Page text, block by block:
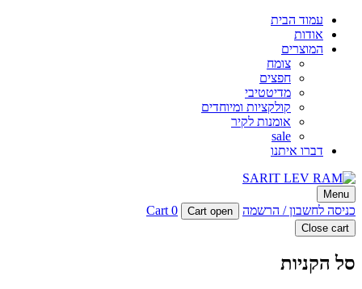
עמוד הבית
אודות
המוצרים
צומח
חפצים
מדיטטיבי
קולקציות ומיוחדים
אומנות לקיר
sale
דברו איתנו
SARIT LEV RAM
סטודיו לעיצוב פריטים מיוחדים מבטון
Menu
כניסה לחשבון / הרשמה Cart open
Cart 0
Close cart
סל הקניות